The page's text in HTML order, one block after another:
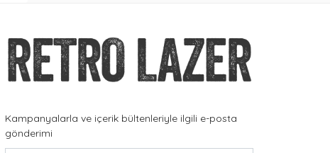
Kampanyalarla ve içerik bültenleriyle ilgili e-posta
gönderimi